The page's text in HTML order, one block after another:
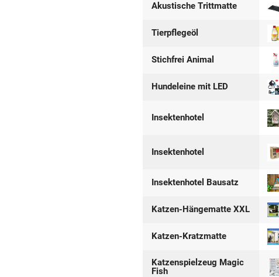
Akustische Trittmatte
Tierpflegeöl
Stichfrei Animal
Hundeleine mit LED
Insektenhotel
Insektenhotel
Insektenhotel Bausatz
Katzen-Hängematte XXL
Katzen-Kratzmatte
Katzenspielzeug Magic
Fish